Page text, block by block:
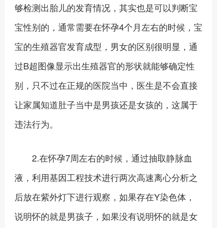
够检测出胎儿的发育情况，其实也是可以判断宝
宝性别的，通常需要在怀孕4个月左右的时候，宝
宝的生殖器官发育成型，男女的区别很明显，通
过B超图像显示出生殖器官的形状就能够确定性
别，只不过在正规的医院当中，医生是不会直接
让家属知道肚子当中是男孩还是女孩的，这属于
违法行为。
2.在怀孕7周左右的时候，通过抽取静脉血
液，利用基因工程技术进行两次高速离心分析之
后放在紫外灯下进行观察，如果存在Y染色体，
说明怀的就是男孩子，如果没有说明怀的就是女